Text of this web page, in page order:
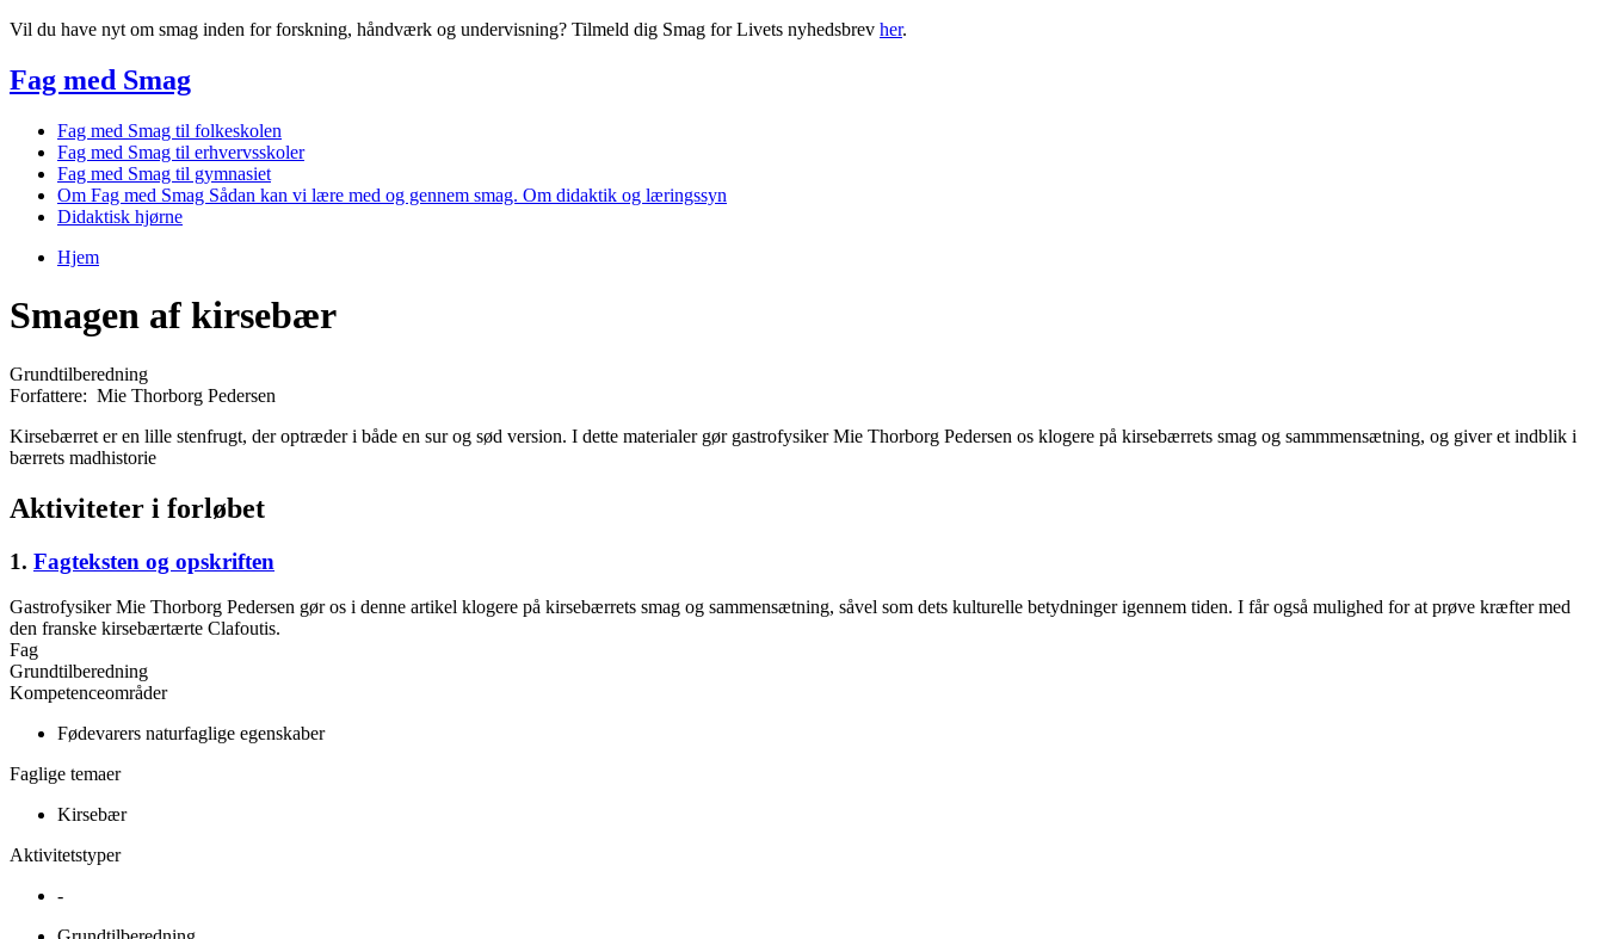
Vil du have nyt om smag inden for forskning, håndværk og undervisning? Tilmeld dig Smag for Livets nyhedsbrev her.
Fag med Smag
Fag med Smag til folkeskolen
Fag med Smag til erhvervsskoler
Fag med Smag til gymnasiet
Om Fag med Smag Sådan kan vi lære med og gennem smag. Om didaktik og læringssyn
Didaktisk hjørne
Hjem
Smagen af kirsebær
Grundtilberedning
Forfattere: Mie Thorborg Pedersen
Kirsebærret er en lille stenfrugt, der optræder i både en sur og sød version. I dette materialer gør gastrofysiker Mie Thorborg Pedersen os klogere på kirsebærrets smag og sammmensætning, og giver et indblik i
bærrets madhistorie
Aktiviteter i forløbet
1. Fagteksten og opskriften
Gastrofysiker Mie Thorborg Pedersen gør os i denne artikel klogere på kirsebærrets smag og sammensætning, såvel som dets kulturelle betydninger igennem tiden. I får også mulighed for at prøve kræfter med
den franske kirsebærtærte Clafoutis.
Fag
Grundtilberedning
Kompetenceområder
Fødevarers naturfaglige egenskaber
Faglige temaer
Kirsebær
Aktivitetstyper
-